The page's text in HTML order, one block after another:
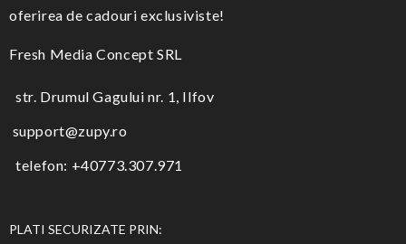
oferirea de cadouri exclusiviste!
Fresh Media Concept SRL
str. Drumul Gagului nr. 1, Ilfov
support@zupy.ro
telefon: +40773.307.971
PLATI SECURIZATE PRIN: